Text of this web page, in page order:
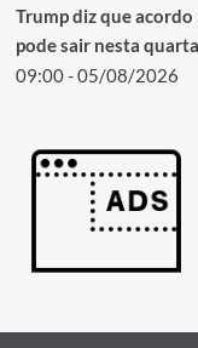
Trump diz que
pode sair nesta quarta
09:00 - 05/08/2026